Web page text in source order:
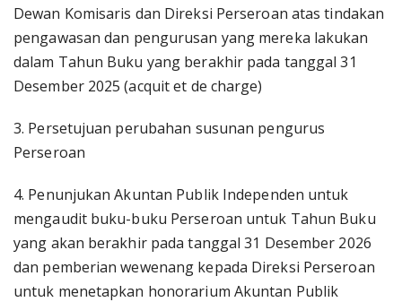
Dewan Komisaris dan Direksi Perseroan atas tindakan
pengawasan dan pengurusan yang mereka lakukan
dalam Tahun Buku yang berakhir pada tanggal 31
Desember 2025 (acquit et de charge)
3. Persetujuan perubahan susunan pengurus
Perseroan
4. Penunjukan Akuntan Publik Independen untuk
mengaudit buku-buku Perseroan untuk Tahun Buku
yang akan berakhir pada tanggal 31 Desember 2026
dan pemberian wewenang kepada Direksi Perseroan
untuk menetapkan honorarium Akuntan Publik